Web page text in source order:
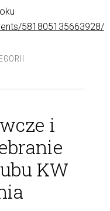
581805135663928/
i
KW